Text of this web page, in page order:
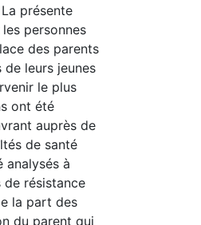
présente
personnes
des parents
de leurs jeunes
le plus
ont été
auprès de
de santé
analysés à
de résistance
la part des
du parent qui